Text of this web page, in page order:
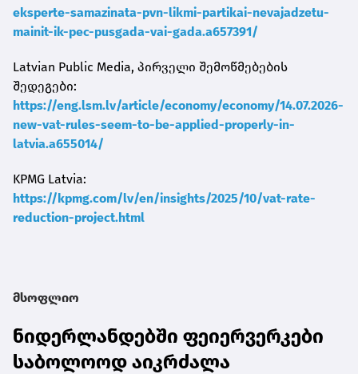
eksperte-samazinata-pvn-likmi-partikai-nevajadzetu-
mainit-ik-pec-pusgada-vai-gada.a657391/
Latvian Public Media, პირველი შემოწმებების
შედეგები:
https://eng.lsm.lv/article/economy/economy/14.07.2026-
new-vat-rules-seem-to-be-applied-properly-in-
latvia.a655014/
KPMG Latvia:
https://kpmg.com/lv/en/insights/2025/10/vat-rate-
reduction-project.html
მსოფლიო
ნიდერლანდებში ფეიერვერკები
საბოლოოდ აიკრძალა